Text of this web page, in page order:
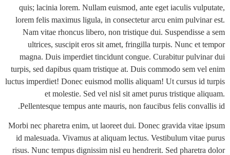
quis; lacinia lorem. Nullam euismod, ante eget iaculis
lorem felis maximus ligula, in consectetur arcu enim
Nam vitae rhoncus libero, non tristique dui.
ultrices, suscipit eros sit amet, fringilla turpis. Nunc et
magna. Duis imperdiet tincidunt congue. Curabitur
turpis, sed dapibus quam tristique at. Duis commodo sem
luctus imperdiet! Donec euismod mollis aliquam! Ut cursus
et molestie. Sed vel nisl sit amet purus tristique
Pellentesque tempus ante mauris, non faucibus felis
Morbi nec pharetra enim, ut laoreet dui. Donec gravida
id malesuada. Vivamus at aliquam lectus. Vestibulum
risus. Nunc tempus dignissim nisl eu hendrerit. Sed